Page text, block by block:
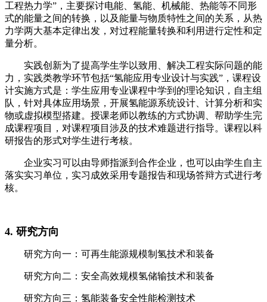
工程热力学”，主要探讨电能、氢能、机械能、热能等不同形
式的能量之间的转换，以及能量与物质特性之间的关系，从热
力学两大基本定律出发，对过程能量转换和利用进行定性和定
量分析。
实践创新为了提高学生学以致用、解决工程实际问题的能
力，实践类教学环节包括“氢能应用专业设计与实践”，课程设
计实施方式是：学生应用专业课程中学到的理论知识，自主组
队，针对具体应用场景，开展氢能源系统设计、计算分析和实
物或虚拟模型搭建。授课老师以教练的方式协调、帮助学生完
成课程项目，对课程项目涉及的技术难题进行指导。课程以科
研报告的形式对学生进行考核。
企业实习可以由导师指派到合作企业，也可以由学生自主
落实实习单位，实习成效采用专题报告和现场答辩方式进行考
核。
4. 研究方向
研究方向一：可再生能源规模制氢技术和装备
研究方向二：安全高效规模氢储输技术和装备
研究方向三：氢能装备安全性能检测技术